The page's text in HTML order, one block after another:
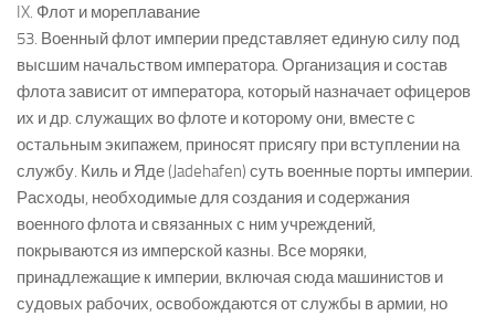
IX. Флот и мореплавание
53. Военный флот империи представляет единую силу под
высшим начальством императора. Организация и состав
флота зависит от императора, который назначает офицеров
их и др. служащих во флоте и которому они, вместе с
остальным экипажем, приносят присягу при вступлении на
службу. Киль и Яде (Jadehafen) суть военные порты империи.
Расходы, необходимые для создания и содержания
военного флота и связанных с ним учреждений,
покрываются из имперской казны. Все моряки,
принадлежащие к империи, включая сюда машинистов и
судовых рабочих, освобождаются от службы в армии, но